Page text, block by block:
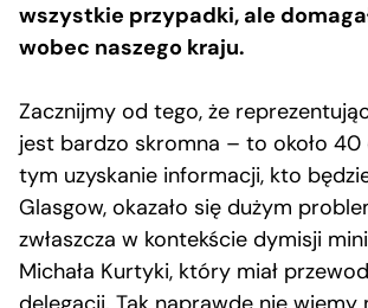
wszystkie przypadki, ale
wobec naszego kraju.
Zacznijmy od tego, że
jest bardzo skromna – to około 40
tym uzyskanie informacji, kto
Glasgow, okazało się dużym
zwłaszcza w kontekście dymisji
Michała Kurtyki, który miał